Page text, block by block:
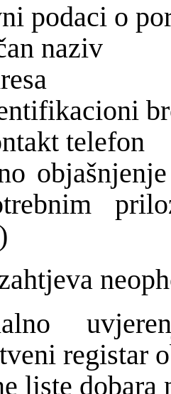
podaci o
naziv
telefon
registar
liste dobara